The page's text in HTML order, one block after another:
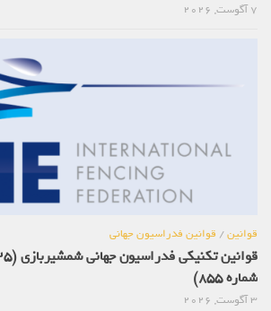
7 آگوست, 2026
قوانین/ قوانین فدراسیون جهانی
شماره 855)
3 آگوست, 2026